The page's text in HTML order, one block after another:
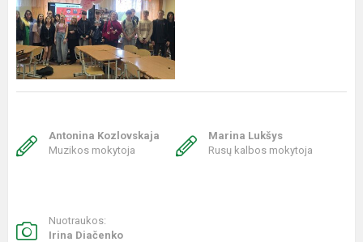
Antonina Kozlovskaja
Muzikos mokytoja
Marina Lukšys
Rusų kalbos mokytoja
Nuotraukos:
Irina Diačenko